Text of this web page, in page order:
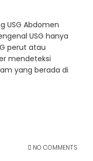
USG Abdomen
USG hanya
perut atau
mendeteksi
yang berada di
NO COMMENTS